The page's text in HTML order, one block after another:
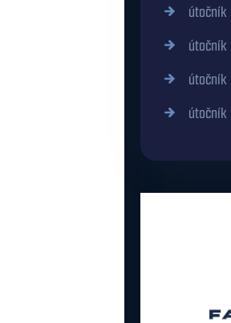
útočník
útočník
útočník
útočník